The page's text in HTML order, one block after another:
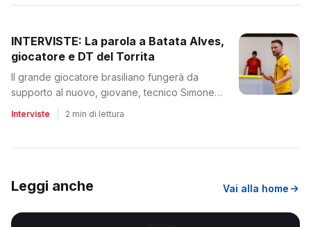
INTERVISTE: La parola a Batata Alves,
giocatore e DT del Torrita
Il grande giocatore brasiliano fungerà da
supporto al nuovo, giovane, tecnico Simone
Interviste 2 min di lettura
Leggi anche Vai alla home